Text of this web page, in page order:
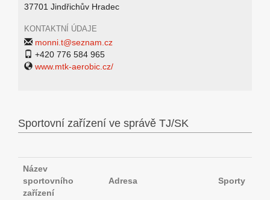
37701 Jindřichův Hradec
KONTAKTNÍ ÚDAJE
monni.t@seznam.cz
+420 776 584 965
www.mtk-aerobic.cz/
Sportovní zařízení ve správě TJ/SK
Název
sportovního
zařízení
Adresa Sporty